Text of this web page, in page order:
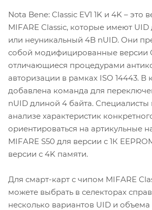
Nota Bene: Classic EV1 1K и 4K – это
MIFARE Classic, которые имеют
или неуникальный 4B nUID. Они
собой модифицированные версии
отличающиеся процедурами
авторизации в рамках ISO 14443. В
добавлена команда для
nUID длиной 4 байта. Специалисты
анализе характеристик
ориентироваться на артикульные
MIFARE S50 для версии с 1К
версии с 4K памяти.
Для смарт-карт с чипом MIFARE
можете выбрать в селекторах
несколько вариантов UID и объема